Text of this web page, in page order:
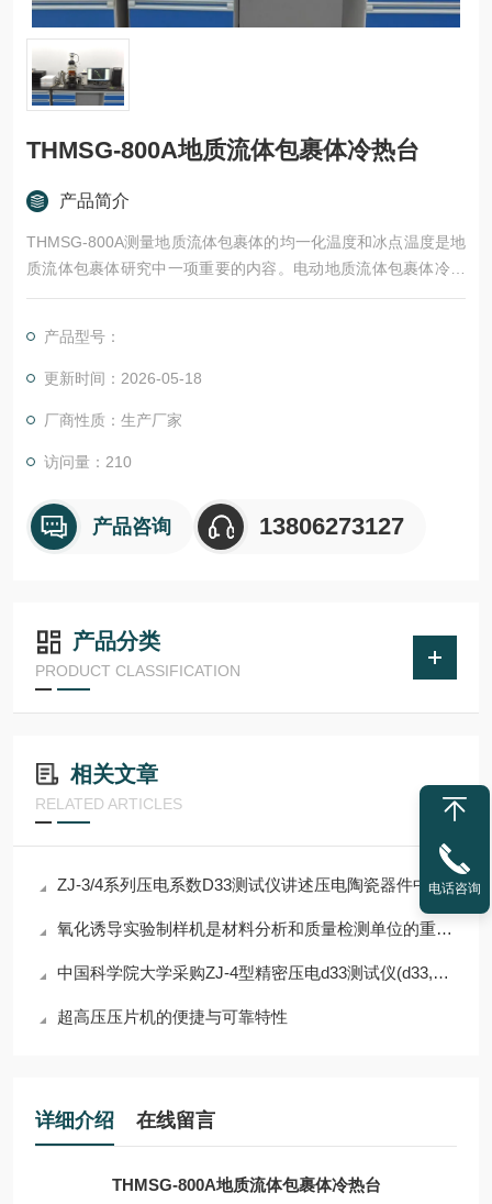
THMSG-800A地质流体包裹体冷热台
产品简介
THMSG-800A测量地质流体包裹体的均一化温度和冰点温度是地
质流体包裹体研究中一项重要的内容。电动地质流体包裹体冷热
台是专门为此目的而设计的。高导热的银质加热台、高精度测温
测。
产品型号：
更新时间：2026-05-18
厂商性质：生产厂家
访问量：210
产品咨询 13806273127
产品分类
PRODUCT CLASSIFICATION
相关文章
RELATED ARTICLES
ZJ-3/4系列压电系数D33测试仪讲述压电陶瓷器件中的几何结构设计与功能拓展
氧化诱导实验制样机是材料分析和质量检测单位的重要辅助设备
中国科学院大学采购ZJ-4型精密压电d33测试仪(d33,电阻，极化）
超高压压片机的便捷与可靠特性
详细介绍 在线留言
THMSG-800A地质流体包裹体冷热台
电话咨询